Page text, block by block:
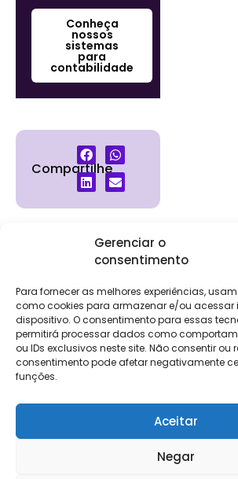
Gerenciar o
consentimento
Para fornecer as melhores experiências,
como cookies para armazenar e/ou
dispositivo. O consentimento para essas
permitirá processar dados como
ou IDs exclusivos neste site. Não consentir ou
consentimento pode afetar negativamente
funções.
Aceitar
Negar
Conheça
nossos
sistemas
para
contabilidade
Compartilhe
Institucional
Trabalhe
Conosco
Contato
Relatório de
Salarial
Clientes
Login
Eventos
Holos
NG